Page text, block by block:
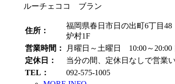
ルーチェココ ブラン
住所：
福岡県春日市日の出町6丁目48
炉村1F
営業時間：
月曜日～土曜日 10:00～20:00
定休日：
当分の間、定休日なしで営業
TEL：
092-575-1005